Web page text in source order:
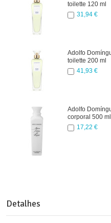
toilette 120 ml
31,94 €
Adolfo
toilette 200 ml
41,93 €
Adolfo
corporal 500 ml
17,22 €
Detalhes